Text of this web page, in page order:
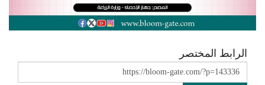
الرابط المختصر